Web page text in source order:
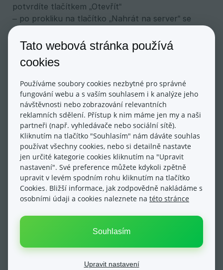
potvrdíte tlačítkem „Otevřít“
– po prokliku na tlačítko „Nahrát na server“ se
soubory nahrají do systému a budou viditelné
přímo v okně souborového manažeru
– následně stačí na soubor 2x prokliknout a
potvrdit jeho vložení
Tímto způsobem je možné vložit do jednoho článku
více souborů ke stažení.
Aktualizováno dne: 20/05/2024
Tato webová stránka používá
cookies
Používáme soubory cookies nezbytné pro správné
fungování webu a s vaším souhlasem i k analýze jeho
návštěvnosti nebo zobrazování relevantních
reklamních sdělení. Přístup k nim máme jen my a naši
partneři (např. vyhledávače nebo sociální sítě).
Kliknutím na tlačítko "Souhlasím" nám dáváte souhlas
používat všechny cookies, nebo si detailně nastavte
jen určité kategorie cookies kliknutím na "Upravit
nastavení". Své preference můžete kdykoli zpětně
upravit v levém spodním rohu kliknutím na tlačítko
Cookies. Bližší informace, jak zodpovědně nakládáme s
osobními údaji a cookies naleznete na této stránce
Souhlasím
Upravit nastavení